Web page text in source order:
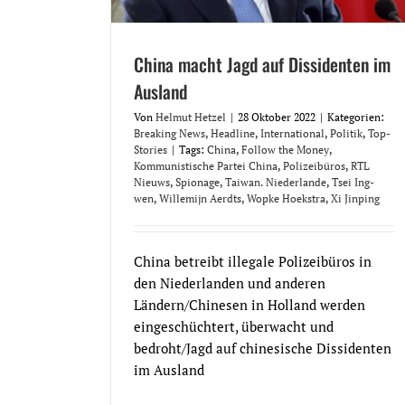
China macht Jagd auf Dissidenten im
Ausland
Von Helmut Hetzel | 28 Oktober 2022 | Kategorien:
Breaking News, Headline, International, Politik, Top-
Stories | Tags: China, Follow the Money,
Kommunistische Partei China, Polizeibüros, RTL
Nieuws, Spionage, Taiwan. Niederlande, Tsei Ing-
wen, Willemijn Aerdts, Wopke Hoekstra, Xi Jinping
China betreibt illegale Polizeibüros in
den Niederlanden und anderen
Ländern/Chinesen in Holland werden
eingeschüchtert, überwacht und
bedroht/Jagd auf chinesische Dissidenten
im Ausland